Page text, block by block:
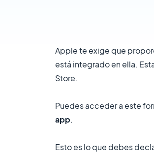
Apple te exige que
está integrado en ella.
Store.
Puedes acceder a este
app.
Esto es lo que debes